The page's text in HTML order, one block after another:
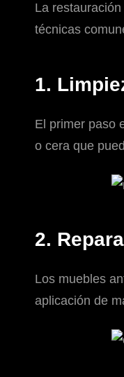
La
técnicas
1.
El primer paso
o cera que
2.
Los muebles
aplicación de